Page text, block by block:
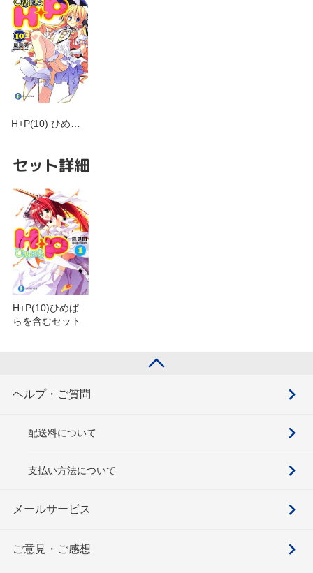
H+P(10) ひめ…
セット詳細
H+P(10)ひめぱ
らを含むセット
ヘルプ・ご質問
配送料について
支払い方法について
メールサービス
ご意見・ご感想